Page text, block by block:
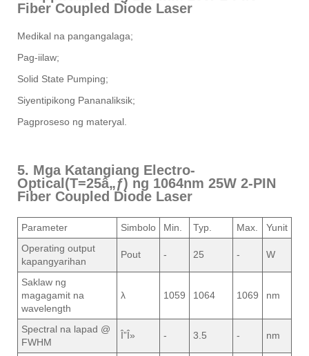
Fiber Coupled Diode Laser
Medikal na pangangalaga;
Pag-iilaw;
Solid State Pumping;
Siyentipikong Pananaliksik;
Pagproseso ng materyal.
5. Mga Katangiang Electro-
Optical(T=25â„ƒ) ng 1064nm 25W 2-PIN
Fiber Coupled Diode Laser
Parameter Simbolo Min. Typ. Max.
Yunit
Operating output
kapangyarihan
Pout - 25 - W
Saklaw ng
magagamit na
wavelength
λ 1059 1064 1069 nm
Spectral na lapad @
FWHM
Î”Î» - 3.5 - nm